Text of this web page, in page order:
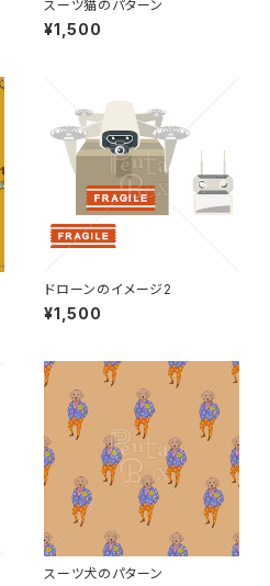
スーツ猫のパターン
¥1,500
ドローンのイメージ2
¥1,500
スーツ犬のパターン